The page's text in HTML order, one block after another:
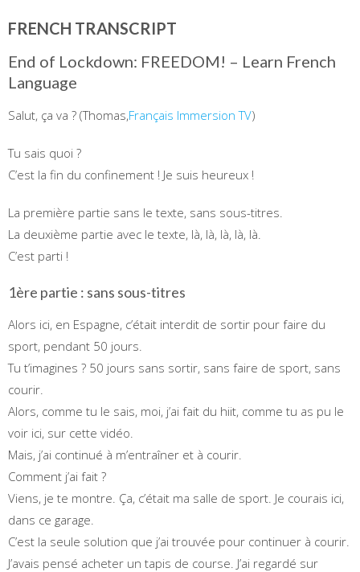
FRENCH TRANSCRIPT
End of Lockdown: FREEDOM! – Learn French
Language
Salut, ça va ? (Thomas,Français Immersion TV)
Tu sais quoi ?
C’est la fin du confinement ! Je suis heureux !
La première partie sans le texte, sans sous-titres.
La deuxième partie avec le texte, là, là, là, là, là.
C’est parti !
1ère partie : sans sous-titres
Alors ici, en Espagne, c’était interdit de sortir pour faire du
sport, pendant 50 jours.
Tu t’imagines ? 50 jours sans sortir, sans faire de sport, sans
courir.
Alors, comme tu le sais, moi, j’ai fait du hiit, comme tu as pu le
voir ici, sur cette vidéo.
Mais, j’ai continué à m’entraîner et à courir.
Comment j’ai fait ?
Viens, je te montre. Ça, c’était ma salle de sport. Je courais ici,
dans ce garage.
C’est la seule solution que j’ai trouvée pour continuer à courir.
J’avais pensé acheter un tapis de course. J’ai regardé sur